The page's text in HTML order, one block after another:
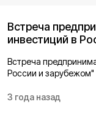
Встреча
инвестиций в
Встреча
России и зарубежом"
3 года назад